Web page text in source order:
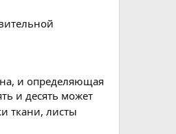
и определяющая
и десять может
ткани, листы